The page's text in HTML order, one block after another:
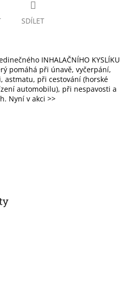
SDÍLET
INHALAČNÍHO KYSLÍKU
pomáhá při únavě, vyčerpání,
astmatu, při cestování (horské
automobilu), při nespavosti a
Nyní v akci >>